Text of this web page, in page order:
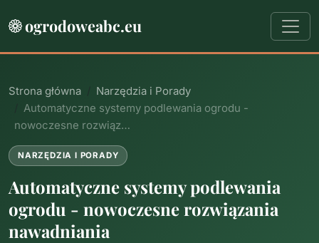
ogrodoweabc.eu
Strona główna
Narzędzia i Porady
Automatyczne systemy podlewania ogrodu -
nowoczesne rozwiąz…
NARZĘDZIA I PORADY
Automatyczne systemy podlewania
ogrodu - nowoczesne rozwiązania
nawadniania